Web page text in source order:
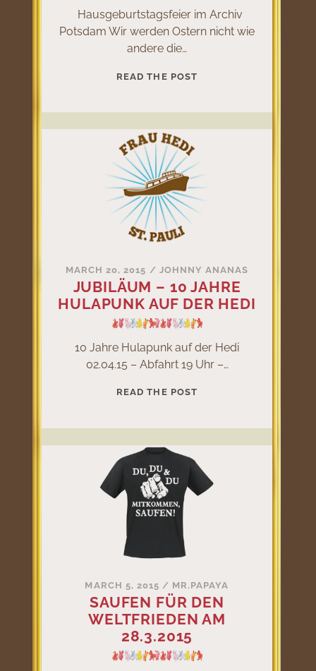
Hausgeburtstagsfeier im Archiv
Potsdam Wir werden Ostern nicht wie
andere die…
READ THE POST21
MARCH 20, 2015 / JOHNNY ANANAS
JUBILÄUM – 10 JAHRE
HULAPUNK AUF DER HEDI
10 Jahre Hulapunk auf der Hedi
02.04.15 – Abfahrt 19 Uhr –…
READ THE POSTJUBILÄUM
AUF
DER
MARCH 5, 2015 / MR.PAPAYA
SAUFEN FÜR DEN
WELTFRIEDEN AM
28.3.2015